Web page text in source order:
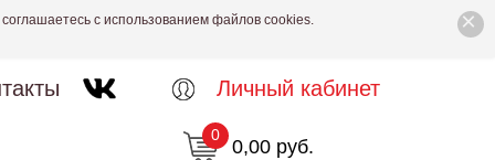
×
с использованием файлов cookies.
Личный кабинет
0,00 руб.
0